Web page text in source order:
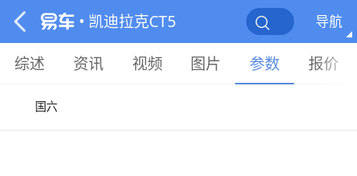
• 凯迪拉克CT5 导航
综述 资讯 视频 图片 参数 报价
国六